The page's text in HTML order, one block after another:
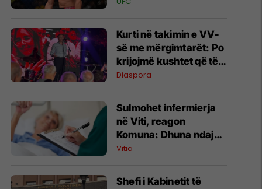
tribunat
Kurti në takimin e VV-
së me mërgimtarët: Po
krijojmë kushtet që të
ktheheni në Kosovë
Diaspora
Sulmohet infermierja
në Viti, reagon
Komuna: Dhuna ndaj
stafit shëndetësor nuk
Vitia
Shefi i Kabinetit të